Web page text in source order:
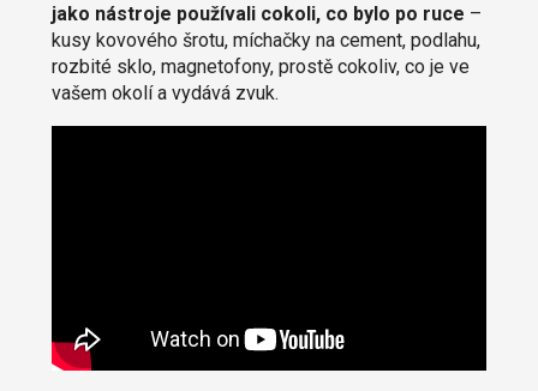
jako nástroje používali cokoli, co bylo po ruce –
kusy kovového šrotu, míchačky na cement, podlahu,
rozbité sklo, magnetofony, prostě cokoliv, co je ve
vašem okolí a vydává zvuk.